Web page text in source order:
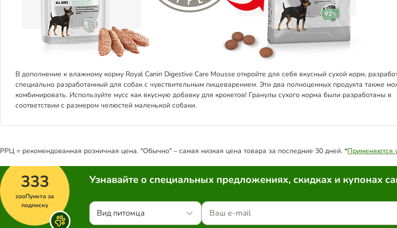
В дополнение к влажному корму Royal Canin Digestive Care Mousse откройте для себя вкусный сухой корм,
специально разработанный для собак с чувствительным пищеварением. Эти два полноценных продукта также
комбинировать. Используйте мусс как вкусную добавку для крокетов! Гранулы сухого корма были разработаны в
соответствии с размером челюстей маленькой собаки.
РРЦ = рекомендованная розничная цена. "Обычно" – самая низкая цена товара за последние 30 дней. *Применяются
333
zooПункта за
подписку
Узнавайте о специальных предложениях, скидках и купонах
Вид питомца